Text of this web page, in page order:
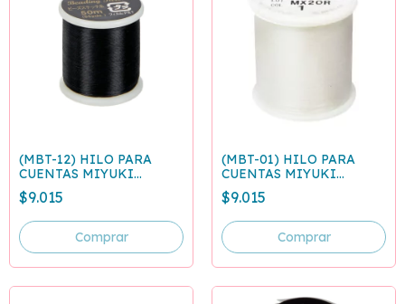
(MBT-12) HILO PARA
CUENTAS MIYUKI
NEGRO - ROLLO 50
METROS
$9.015
(MBT-01) HILO PARA
CUENTAS MIYUKI
BLANCO - ROLLO 50
METROS
$9.015